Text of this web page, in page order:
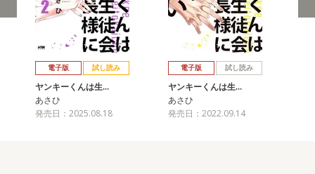
電子版 試し読み
ヤンキーくんは生…
あさひ
発売日：2025.08.18
電子版 試し読み
ヤンキーくんは生…
あさひ
発売日：2022.09.14